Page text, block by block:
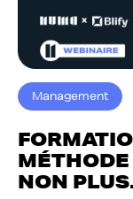
Management
NON